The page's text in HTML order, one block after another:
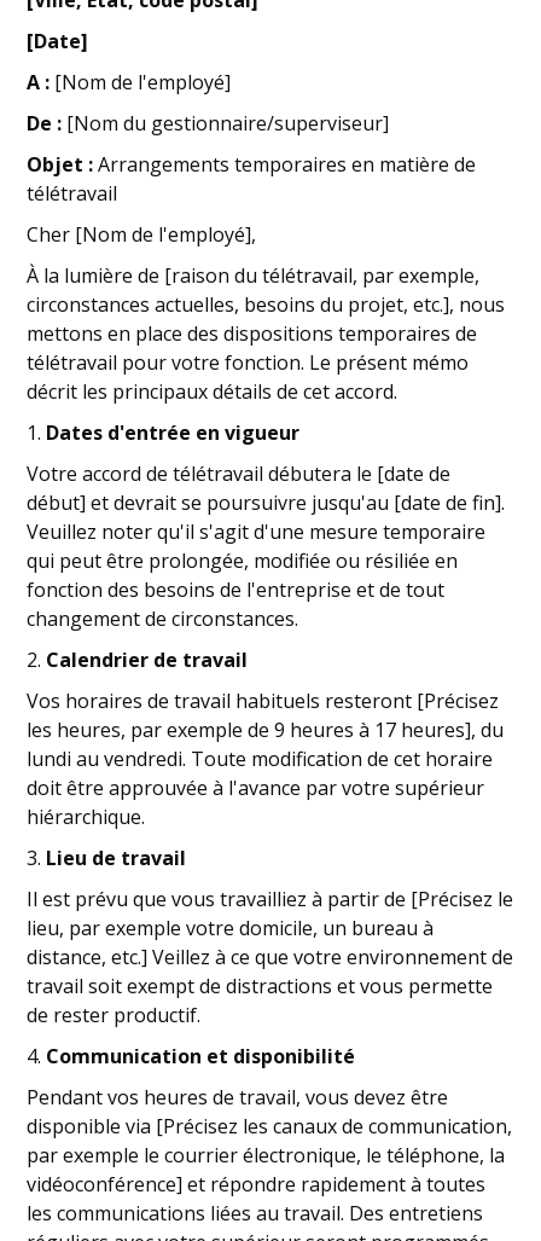
[Date]
A : [Nom de l'employé]
De : [Nom du gestionnaire/superviseur]
Objet :Arrangements temporaires en matière de
télétravail
Cher [Nom de l'employé],
À la lumière de [raison du télétravail, par exemple,
circonstances actuelles, besoins du projet, etc.], nous
mettons en place des dispositions temporaires de
télétravail pour votre fonction. Le présent mémo
décrit les principaux détails de cet accord.
1. Dates d'entrée en vigueur
Votre accord de télétravail débutera le [date de
début] et devrait se poursuivre jusqu'au [date de fin].
Veuillez noter qu'il s'agit d'une mesure temporaire
qui peut être prolongée, modifiée ou résiliée en
fonction des besoins de l'entreprise et de tout
changement de circonstances.
2. Calendrier de travail
Vos horaires de travail habituels resteront [Précisez
les heures, par exemple de 9 heures à 17 heures], du
lundi au vendredi. Toute modification de cet horaire
doit être approuvée à l'avance par votre supérieur
hiérarchique.
3. Lieu de travail
Il est prévu que vous travailliez à partir de [Précisez le
lieu, par exemple votre domicile, un bureau à
distance, etc.] Veillez à ce que votre environnement de
travail soit exempt de distractions et vous permette
de rester productif.
4. Communication et disponibilité
Pendant vos heures de travail, vous devez être
disponible via [Précisez les canaux de communication,
par exemple le courrier électronique, le téléphone, la
vidéoconférence] et répondre rapidement à toutes
les communications liées au travail. Des entretiens